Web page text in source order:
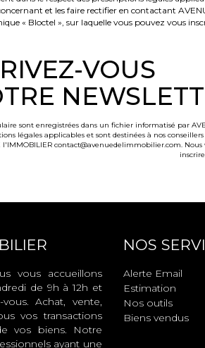
et les faire rectifier en contactant
« Bloctel », sur laquelle vous pouvez vous
VOUS
sont enregistrées dans un fichier informatisé par
légales applicables et sont destinées à nos
contact@avenuedelimmobilier.com.
vous accueillons
de 9h à 12h et
Achat, vente,
vos transactions
vos biens. Notre
ayant une
NOS
Alerte Email
Estimation
Nos outils
Biens vendus